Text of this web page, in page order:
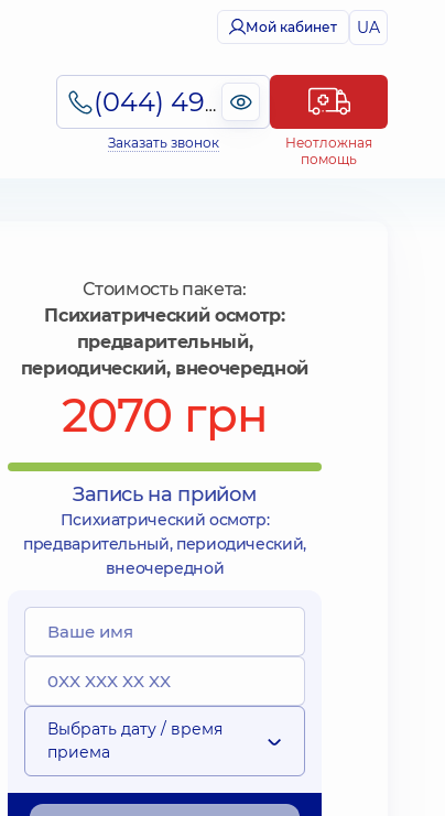
Мой кабинет UA
(044) 495-2-888
Заказать звонок
Неотложная
помощь
Стоимость пакета:
Психиатрический осмотр:
предварительный,
периодический, внеочередной
2070 грн
Запись на прийом
Психиатрический осмотр:
предварительный, периодический,
внеочередной
Выбрать дату / время
приема